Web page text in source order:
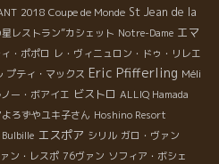
2018 Coupe de Monde St Jean de la
レストラン”カシェット Notre-Dame エマ
・ポポロ レ・ヴィニュロン・ドゥ・リレエ
プティ・マックス Eric Pfifferling Méli
ー・ボアイエ ビストロ ALLIQ Hamada
ろずやユキ子さん Hoshino Resort
Bulbille エスポア シリル ガロ・ヴァン
ン・レスポ 76ヴァン ソフィア・ボシェ